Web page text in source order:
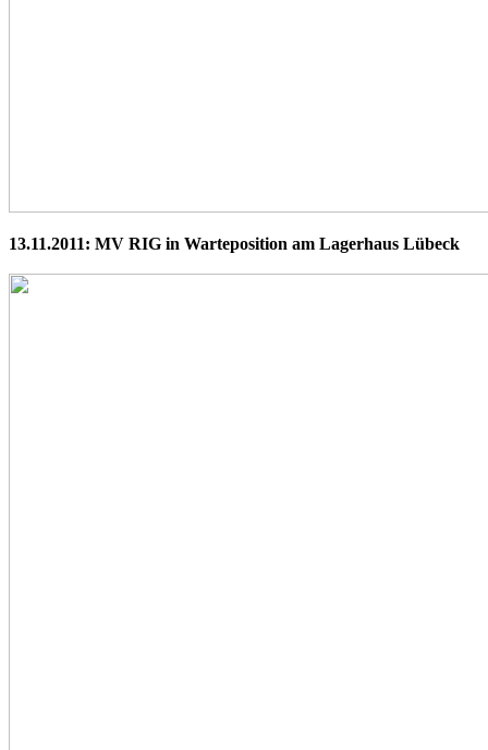
13.11.2011: MV RIG in Warteposition am Lagerhaus Lübeck